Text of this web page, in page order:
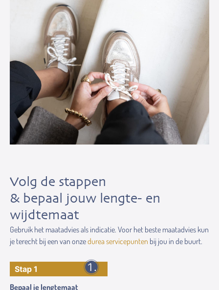
Volg de stappen
& bepaal jouw lengte- en
wijdtemaat
Gebruik het maatadvies als indicatie. Voor het beste maatadvies kun
je terecht bij een van onzedurea servicepunten bij jou in de buurt.
Stap 1
Bepaal je lengtemaat